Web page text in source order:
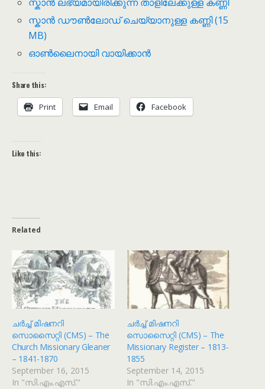
സ്കാൻ ഡൗൺലോഡ് ചെയ്യാനുള്ള കണ്ണി (15
MB)
ഓൺലൈനായി വായിക്കാൻ
Share this:
Print Email Facebook
Like this:
Related
ചർച്ച് മിഷനറി
സൊസൈറ്റി (CMS) – The
Church Missionary Gleaner
– 1841-1870
September 16, 2015
In "സി.എം.എസ്."
ചർച്ച് മിഷനറി
സൊസൈറ്റി (CMS) – The
Missionary Register – 1813-
1855
September 14, 2015
In "സി.എം.എസ്."